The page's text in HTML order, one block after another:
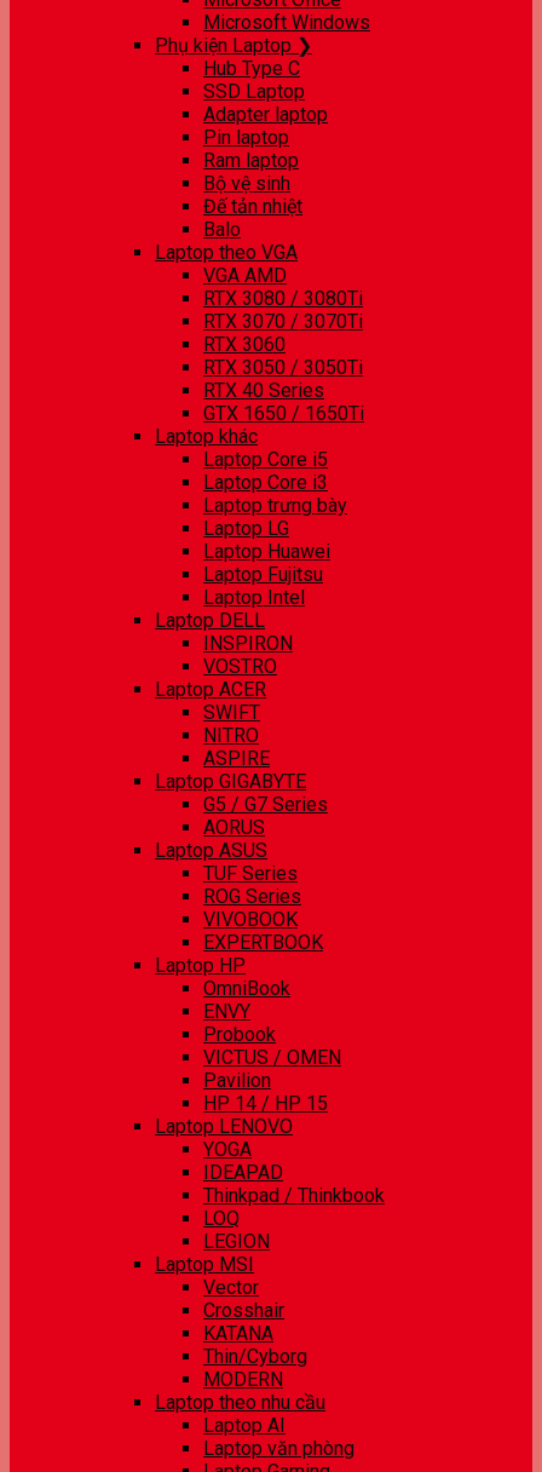
Microsoft Windows
Phụ kiện Laptop ❯
Hub Type C
SSD Laptop
Adapter laptop
Pin laptop
Ram laptop
Bộ vệ sinh
Đế tản nhiệt
Balo
Laptop theo VGA
VGA AMD
RTX 3080 / 3080Ti
RTX 3070 / 3070Ti
RTX 3060
RTX 3050 / 3050Ti
RTX 40 Series
GTX 1650 / 1650Ti
Laptop khác
Laptop Core i5
Laptop Core i3
Laptop trưng bày
Laptop LG
Laptop Huawei
Laptop Fujitsu
Laptop Intel
Laptop DELL
INSPIRON
VOSTRO
Laptop ACER
SWIFT
NITRO
ASPIRE
Laptop GIGABYTE
G5 / G7 Series
AORUS
Laptop ASUS
TUF Series
ROG Series
VIVOBOOK
EXPERTBOOK
Laptop HP
OmniBook
ENVY
Probook
VICTUS / OMEN
Pavilion
HP 14 / HP 15
Laptop LENOVO
YOGA
IDEAPAD
Thinkpad / Thinkbook
LOQ
LEGION
Laptop MSI
Vector
Crosshair
KATANA
Thin/Cyborg
MODERN
Laptop theo nhu cầu
Laptop AI
Laptop văn phòng